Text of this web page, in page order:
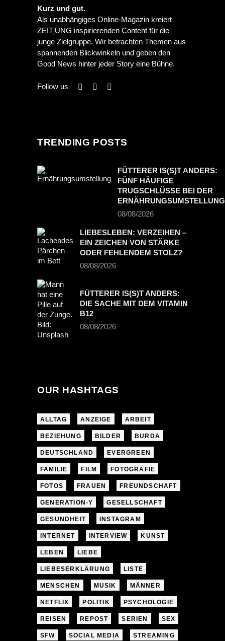
Kurz und gut.
Als unabhängiges Online-Magazin kreiert
ZEITjUNG inspirierenden Content für die
junge Zielgruppe. Wir betrachten Themen aus
spannenden Blickwinkeln und geben den
Good News hinter jeder Story eine Bühne.
Follow us
TRENDING POSTS
FÜTTERER IS(S)T ANDERS:
FÜNF HÄUFIGE
TRUGSCHLÜSSE BEI DER
ERNÄHRUNGSUMSTELLUNG
08/08/2026
LIEBESLEBEN: VERZEIHEN –
EIN ZEICHEN VON STÄRKE
ODER FEHLENDEM STOLZ?
08/08/2026
FÜTTERER IS(S)T ANDERS:
DIE SACHE MIT DEM VITAMIN
B12
08/08/2026
OUR HASHTAGS
ALLTAG ANZEIGE ARBEIT
BEZIEHUNG BILDER BURDA
DEUTSCHLAND EVERGREEN
FAMILIE FILM FOTOGRAFIE
FOTOS FRAUEN FREUNDSCHAFT
GENERATION-Y GESELLSCHAFT
GESUNDHEIT INSTAGRAM
INTERNET INTERVIEW KUNST
LEBEN LIEBE
LIEBESERKLÄRUNG LISTE
MENSCHEN MUSIK MÄNNER
NETFLIX POLITIK PSYCHOLOGIE
REISEN REPOST SERIEN SEX
SFW SOCIAL MEDIA STREAMING